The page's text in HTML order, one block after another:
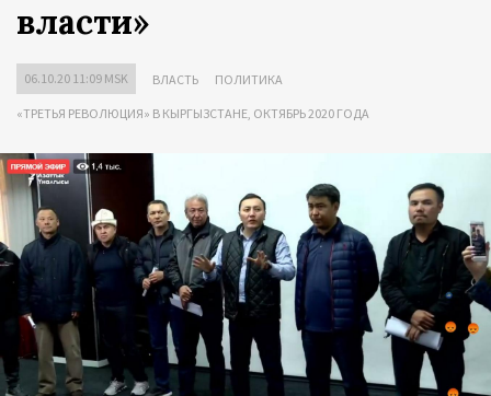
власти»
06.10.20 11:09 MSK ВЛАСТЬ ПОЛИТИКА
«ТРЕТЬЯ РЕВОЛЮЦИЯ» В КЫРГЫЗСТАНЕ, ОКТЯБРЬ 2020 ГОДА